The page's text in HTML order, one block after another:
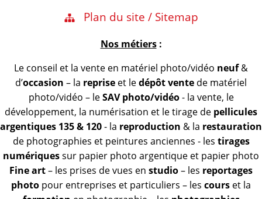
Plan du site / Sitemap
Nos métiers:
Le conseil et la vente en matériel photo/vidéo neuf&
d’occasion – la reprise et ledépôt vente de matériel
photo/vidéo – leSAV photo/vidéo- la vente, le
développement, la numérisation et le tirage de pellicules
argentiques 135 & 120- la reproduction & la restauration
de photographies et peintures anciennes - les tirages
numériquessur papier photo argentique et papier photo
Fine art– les prises de vues en studio– les reportages
photo pour entreprises et particuliers – les cours et la